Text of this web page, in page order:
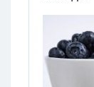
метрики